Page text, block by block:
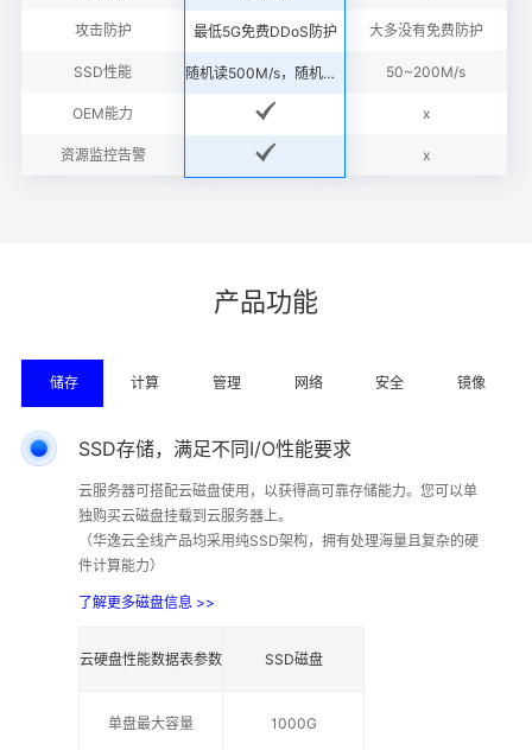
攻击防护
SSD性能
OEM能力
资源监控告警
最低5G免费DDoS防护
随机读500M/s，随机写300M/s
大多没有免费防护
50~200M/s
x
x
产品功能
储存 计算 管理 网络 安全 镜像
SSD存储，满足不同I/O性能要求
云服务器可搭配云磁盘使用，以获得高可靠存储能力。您可以单
独购买云磁盘挂载到云服务器上。
（华逸云全线产品均采用纯SSD架构，拥有处理海量且复杂的硬
件计算能力）
了解更多磁盘信息 >>
云硬盘性能数据表参数 SSD磁盘
单盘最大容量 1000G